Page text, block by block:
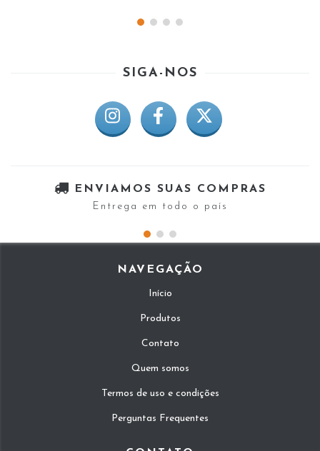
SIGA-NOS
ENVIAMOS SUAS COMPRAS
Entrega em todo o país
NAVEGAÇÃO
Início
Produtos
Contato
Quem somos
Termos de uso e condições
Perguntas Frequentes